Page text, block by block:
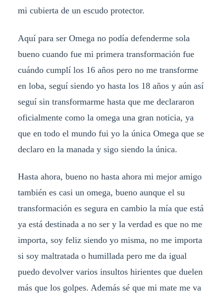
mi cubierta de un escudo protector.
Aquí para ser Omega no podía defenderme sola
bueno cuando fue mi primera transformación fue
cuándo cumplí los 16 años pero no me transforme
en loba, seguí siendo yo hasta los 18 años y aún así
seguí sin transformarme hasta que me declararon
oficialmente como la omega una gran noticia, ya
que en todo el mundo fui yo la única Omega que se
declaro en la manada y sigo siendo la única.
Hasta ahora, bueno no hasta ahora mi mejor amigo
también es casi un omega, bueno aunque el su
transformación es segura en cambio la mía que está
ya está destinada a no ser y la verdad es que no me
importa, soy feliz siendo yo misma, no me importa
si soy maltratada o humillada pero me da igual
puedo devolver varios insultos hirientes que duelen
más que los golpes. Además sé que mi mate me va